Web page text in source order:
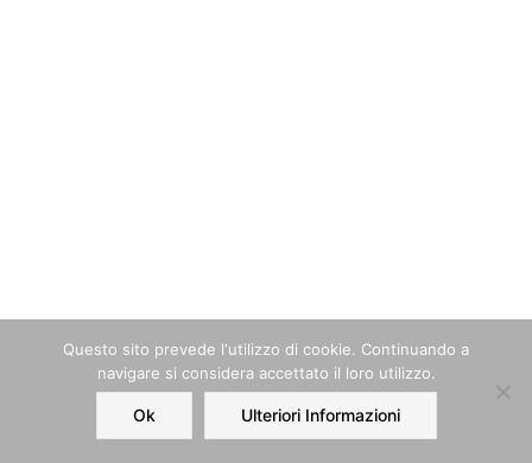
Home Order Account
Questo sito prevede l‘utilizzo di cookie. Continuando a
navigare si considera accettato il loro utilizzo.
Ok Ulteriori Informazioni